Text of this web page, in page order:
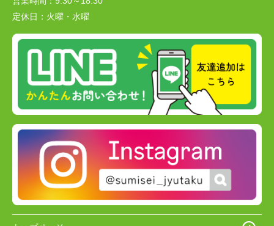
定休日： 火曜・水曜